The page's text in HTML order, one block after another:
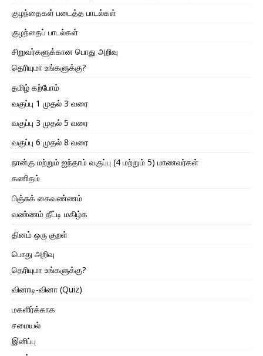
குழந்தைகள் படைத்த பாடல்கள்
குழந்தைப் பாடல்கள்
சிறுவர்களுக்கான பொது அறிவு
தெரியுமா உங்களுக்கு?
தமிழ் கற்போம்
வகுப்பு 1 முதல் 3 வரை
வகுப்பு 3 முதல் 5 வரை
வகுப்பு 6 முதல் 8 வரை
நான்கு மற்றும் ஐந்தாம் வகுப்பு (4 மற்றும் 5) மாணவர்கள்
கணிதம்
பிஞ்சுக் கைவண்ணம்
வண்ணம் தீட்டி மகிழ்க
தினம் ஒரு குறள்
பொது அறிவு
தெரியுமா உங்களுக்கு?
வினாடி-வினா (Quiz)
மகளிர்க்காக
சமையல்
இனிப்பு